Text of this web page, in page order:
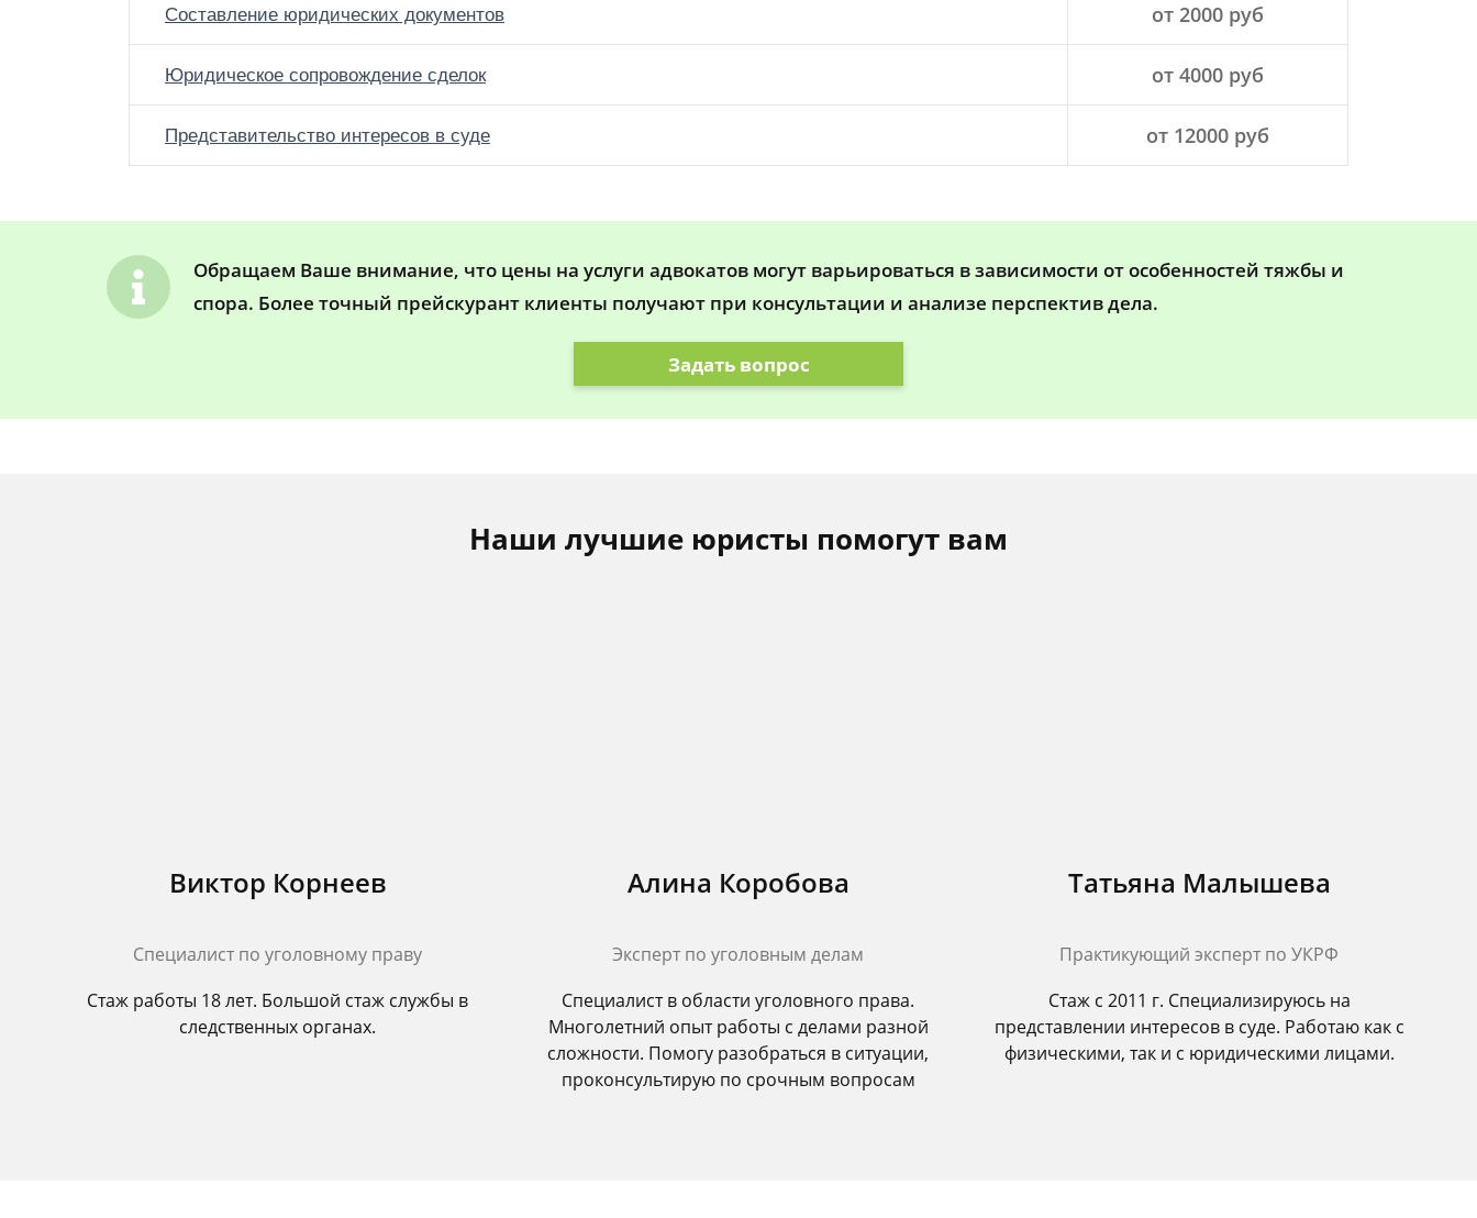
Составление юридических документов от 2000 руб
Юридическое сопровождение сделок от 4000 руб
Представительство интересов в суде от 12000 руб
Обращаем Ваше внимание, что цены на услуги адвокатов могут варьироваться в зависимости от особенностей тяжбы и
спора. Более точный прейскурант клиенты получают при консультации и анализе перспектив дела.
Задать вопрос
Наши лучшие юристы помогут вам
Виктор Корнеев
Cпециалист по уголовному праву
Стаж работы 18 лет. Большой стаж службы в
следственных органах.
Алина Коробова
Эксперт по уголовным делам
Специалист в области уголовного права.
Многолетний опыт работы с делами разной
сложности. Помогу разобраться в ситуации,
проконсультирую по срочным вопросам
Татьяна Малышева
Практикующий эксперт по УКРФ
Стаж с 2011 г. Специализируюсь на
представлении интересов в суде. Работаю как с
физическими, так и с юридическими лицами.